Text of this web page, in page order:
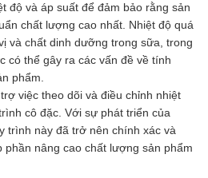
độ và áp suất để đảm bảo rằng sản
chất lượng cao nhất. Nhiệt độ quá
và chất dinh dưỡng trong sữa, trong
có thể gây ra các vấn đề về tính
phẩm.
việc theo dõi và điều chỉnh nhiệt
cô đặc. Với sự phát triển của
trình này đã trở nên chính xác và
phần nâng cao chất lượng sản phẩm